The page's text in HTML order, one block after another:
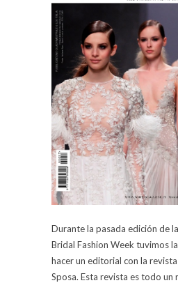
Durante la pasada edición de
Bridal Fashion Week tuvimos
hacer un editorial con la
Sposa. Esta revista es todo un